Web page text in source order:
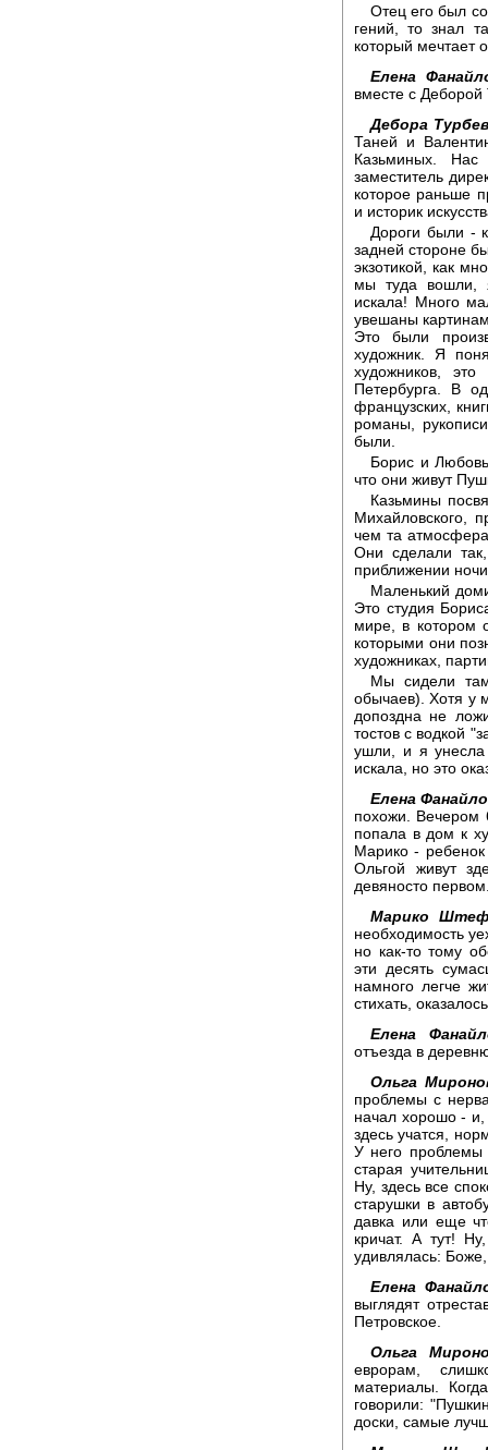
Отец его был
гений, то знал
который мечтает
Елена
вместе с Деборой
Дебора
Таней и
Казьминых.
заместитель
которое раньше
и историк
Дороги были -
задней стороне
экзотикой, как
мы туда вошли,
искала! Много
увешаны
Это были
художник. Я
художников,
Петербурга. В
французских,
романы,
были.
Борис и
что они живут
Казьмины
Михайловского,
чем та
Они сделали
приближении
Маленький
Это студия
мире, в котором
которыми они
художниках,
Мы сидели
обычаев). Хотя у
допоздна не
тостов с водкой
ушли, и я
искала, но это
Елена
похожи. Вечером
попала в дом к
Марико -
Ольгой живут
девяносто
Марико
необходимость
но как-то тому
эти десять
намного легче
стихать,
Елена
отъезда в
Ольга
проблемы с
начал хорошо - и,
здесь учатся,
У него проблемы
старая
Ну, здесь все
старушки в
давка или еще
кричат. А тут!
удивлялась:
Елена
выглядят
Петровское.
Ольга
еврорам,
материалы.
говорили:
доски, самые